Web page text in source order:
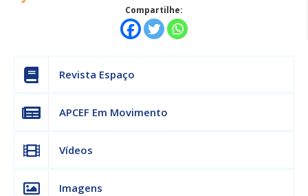
Compartilhe:
Revista Espaço
APCEF Em Movimento
Vídeos
Imagens